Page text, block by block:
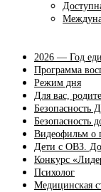
2026 — Год
Программа
Режим дня
Для вас,
Безопасность
Безопасность
Видеофильм о
Дети с ОВЗ.
Конкурс
Психолог
Медицинская